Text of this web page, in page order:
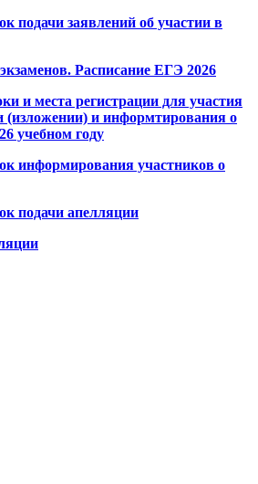
подачи заявлений об участии в
Расписание ЕГЭ 2026
и места регистрации для участия
(изложении) и информтирования о
учебном году
информирования участников о
подачи апелляции